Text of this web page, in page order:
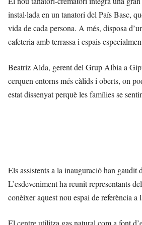
instal·lada en un tanatori del País Basc,
vida de cada persona. A més, disposa
cafeteria amb terrassa i espais
Beatriz Alda, gerent del Grup Albia a
cerquen entorns més càlids i oberts, on
estat dissenyat perquè les famílies se
Els assistents a la inauguració han gaudit
L’esdeveniment ha reunit representants
conèixer aquest nou espai de referència a
El centre utilitza gas natural com a font